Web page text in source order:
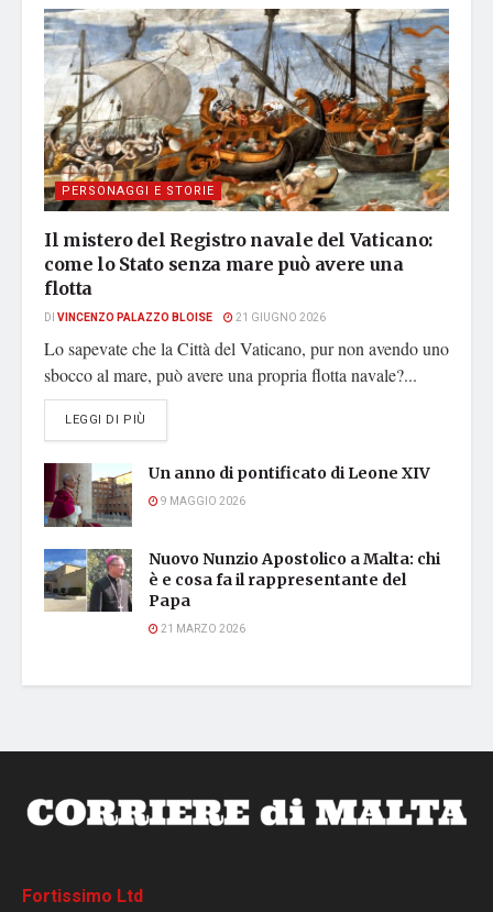
PERSONAGGI E STORIE
Il mistero del Registro navale del Vaticano:
come lo Stato senza mare può avere una
flotta
DI VINCENZO PALAZZO BLOISE 21 GIUGNO 2026
Lo sapevate che la Città del Vaticano, pur non avendo uno
sbocco al mare, può avere una propria flotta navale?...
LEGGI DI PIÙ
Un anno di pontificato di Leone XIV
9 MAGGIO 2026
Nuovo Nunzio Apostolico a Malta: chi
è e cosa fa il rappresentante del
Papa
21 MARZO 2026
Fortissimo Ltd